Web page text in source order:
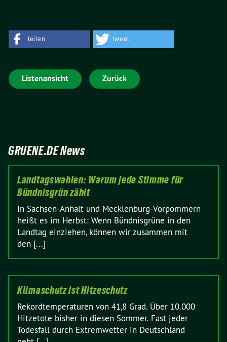
teilen tweet
Listenansicht Zurück
GRUENE.DE News
Landtagswahlen: Warum jede Stimme für
Bündnisgrün zählt
In Sachsen-Anhalt und Mecklenburg-Vorpommern
heißt es im Herbst: Wenn Bündnisgrüne in den
Landtag einziehen, können wir zusammen mit
den [...]
Klimaschutz ist Hitzeschutz
Rekordtemperaturen von 41,8 Grad. Über 10.000
Hitzetote bisher in diesen Sommer. Fast jeder
Todesfall durch Extremwetter in Deutschland